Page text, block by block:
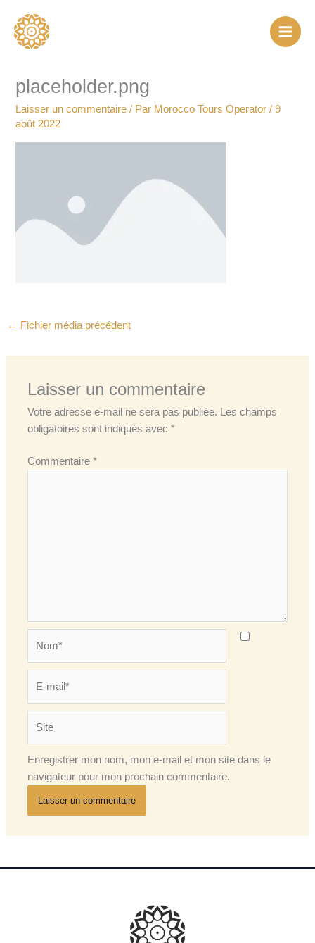
contenu
placeholder.png
Laisser un commentaire / Par Morocco Tours Operator/9
août 2022
← Fichier média précédent
Laisser un commentaire
Votre adresse e-mail ne sera pas publiée. Les champs
obligatoires sont indiqués avec*
Commentaire*
Enregistrer mon nom, mon e-mail et mon site dans le
navigateur pour mon prochain commentaire.